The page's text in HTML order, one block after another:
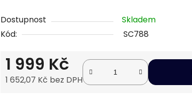
Dostupnost
Skladem
Kód:
SC788
1 999 Kč
1 652,07 Kč bez DPH